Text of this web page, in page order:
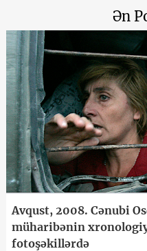
Ən
Avqust, 2008. Cənubi
müharibənin
fotoşəkillərdə